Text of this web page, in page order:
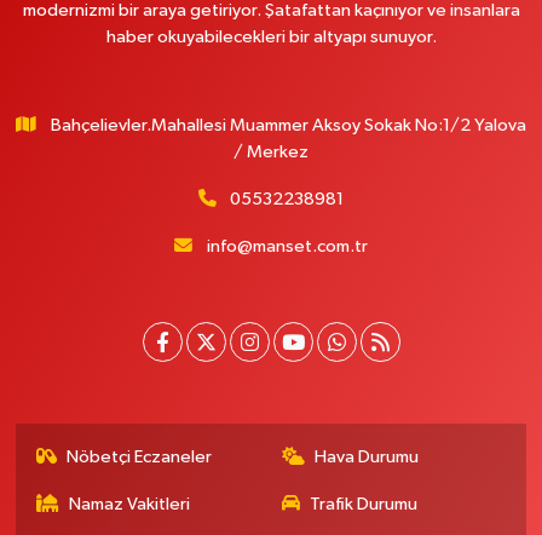
modernizmi bir araya getiriyor. Şatafattan kaçınıyor ve insanlara
haber okuyabilecekleri bir altyapı sunuyor.
Bahçelievler.Mahallesi Muammer Aksoy Sokak No:1/2 Yalova
/ Merkez
05532238981
info@manset.com.tr
Nöbetçi Eczaneler Hava Durumu
Namaz Vakitleri Trafik Durumu